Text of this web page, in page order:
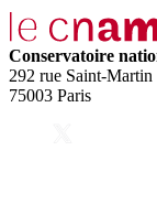
Conservatoire
292 rue Saint-Martin
75003 Paris